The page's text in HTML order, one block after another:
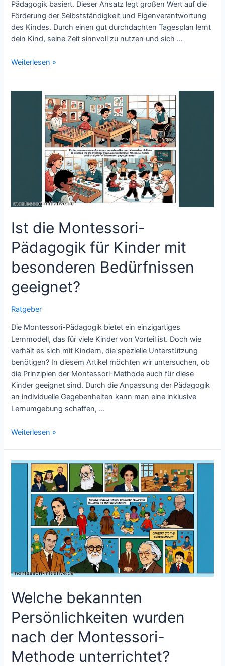
Pädagogik basiert. Dieser Ansatz legt großen Wert auf die
Förderung der Selbstständigkeit und Eigenverantwortung
des Kindes. Durch einen gut durchdachten Tagesplan lernt
dein Kind, seine Zeit sinnvoll zu nutzen und sich …
Tagesplan
Selbstständigkeit
Weiterlesen »
Ist die Montessori-
Pädagogik für Kinder mit
besonderen Bedürfnissen
geeignet?
Ratgeber
Die Montessori-Pädagogik bietet ein einzigartiges
Lernmodell, das für viele Kinder von Vorteil ist. Doch wie
verhält es sich mit Kindern, die spezielle Unterstützung
benötigen? In diesem Artikel möchten wir untersuchen, ob
die Prinzipien der Montessori-Methode auch für diese
Kinder geeignet sind. Durch die Anpassung der Pädagogik
an individuelle Gegebenheiten kann man eine inklusive
Lernumgebung schaffen, …
Ist
Pädagogik
Kinder
besonderen
Bedürfnissen
geeignet?
Weiterlesen »
Welche bekannten
Persönlichkeiten wurden
nach der Montessori-
Methode unterrichtet?